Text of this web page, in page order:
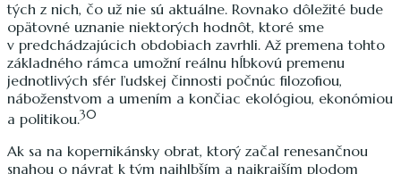
tých z nich, čo už nie sú aktuálne. Rovnako dôležité bude
opätovné uznanie niektorých hodnôt, ktoré sme
v predchádzajúcich obdobiach zavrhli. Až premena tohto
základného rámca umožní reálnu hĺbkovú premenu
jednotlivých sfér ľudskej činnosti počnúc filozofiou,
náboženstvom a umením a končiac ekológiou, ekonómiou
a politikou.30
Ak sa na kopernikánsky obrat, ktorý začal renesančnou
snahou o návrat k tým najhlbším a najkrajším plodom